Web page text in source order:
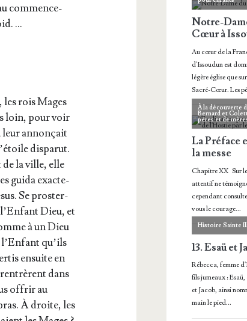
com­men­ce­
…
rois Mages
loin, pour voir
leur annon­çait
dis­pa­rut.
la ville, elle
gui­da exac­te­
Se pros­ter­
Dieu, et
à un Dieu
qu’ils
ensuite en
dans
offrir au
À droite, les